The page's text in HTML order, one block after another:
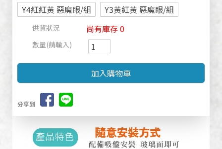
Y4紅紅黃 惡魔眼/組
Y3黃紅黃 惡魔眼/組
供貨狀況 尚有庫存 0
數量(請輸入)
分享到